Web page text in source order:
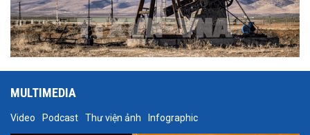
MULTIMEDIA
Video Podcast Thư viện ảnh Infographic